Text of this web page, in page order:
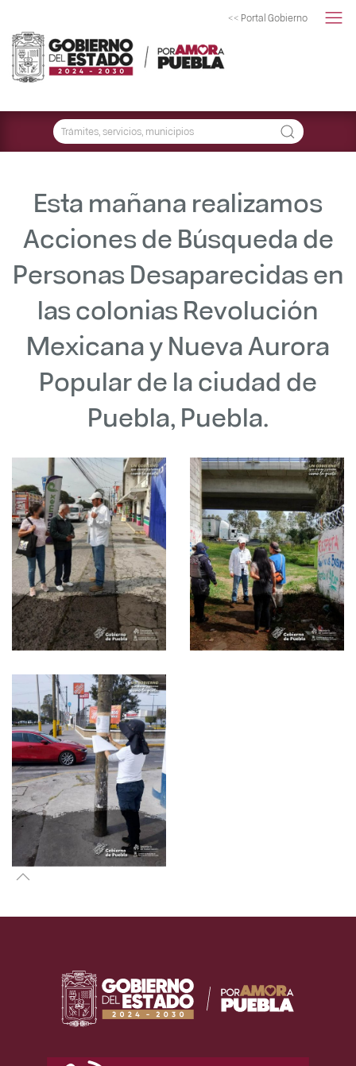
<< Portal Gobierno
Esta mañana realizamos
Acciones de Búsqueda de
Personas Desaparecidas en
las colonias Revolución
Mexicana y Nueva Aurora
Popular de la ciudad de
Puebla, Puebla.